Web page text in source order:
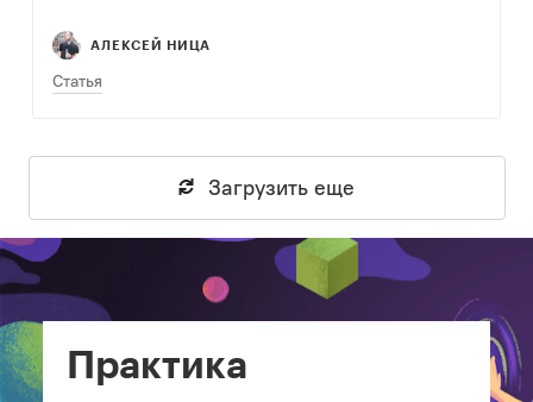
деятельности.
АЛЕКСЕЙ НИЦА
Статья
Загрузить еще
Практика